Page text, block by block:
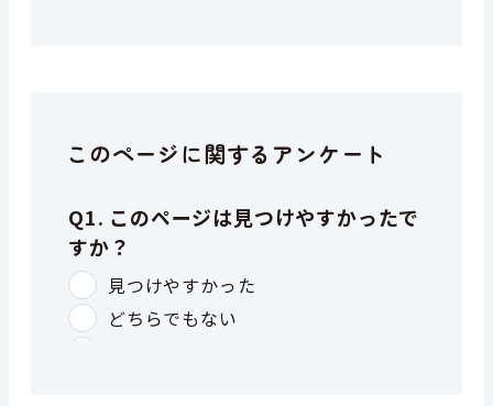
このページに関するアンケート